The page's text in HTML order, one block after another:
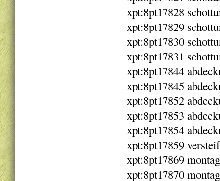
xpt:8pt17828
xpt:8pt17829
xpt:8pt17830
xpt:8pt17831
xpt:8pt17844
xpt:8pt17845
xpt:8pt17852
xpt:8pt17853
xpt:8pt17854
xpt:8pt17859
xpt:8pt17869
xpt:8pt17870